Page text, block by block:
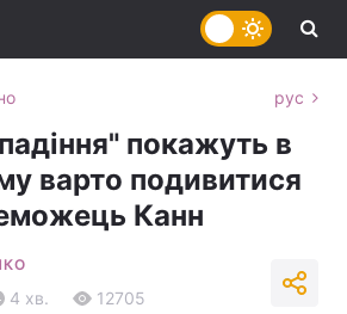
рус
покажуть в
варто подивитися
Канн
4 хв. 12705